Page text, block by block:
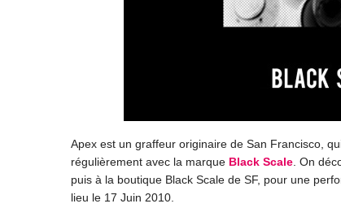
Apex est un graffeur originaire de San Francisco,
régulièrement avec la marque Black Scale. On
puis à la boutique Black Scale de SF, pour une
lieu le 17 Juin 2010.